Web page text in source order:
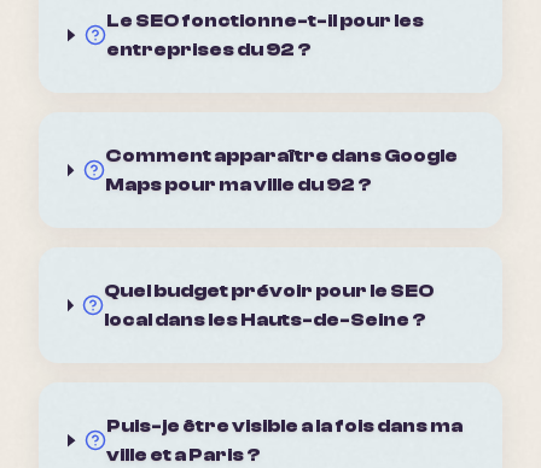
Le SEO fonctionne-t-il pour les
entreprises du 92 ?
Comment apparaître dans Google
Maps pour ma ville du 92 ?
Quel budget prévoir pour le SEO
local dans les Hauts-de-Seine ?
Puis-je être visible a la fois dans ma
ville et a Paris ?